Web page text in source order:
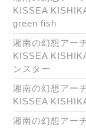
KISSEA
green fish
湘南の幻想アー
KISSEA
ンスター
湘南の幻想アー
KISSEA
湘南の幻想アー